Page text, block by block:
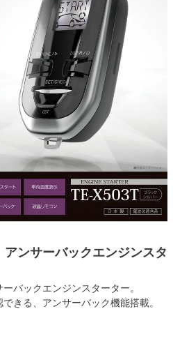
ンサーバックエンジンスタ
バックエンジンスターター。
きる、アンサーバック機能搭載。